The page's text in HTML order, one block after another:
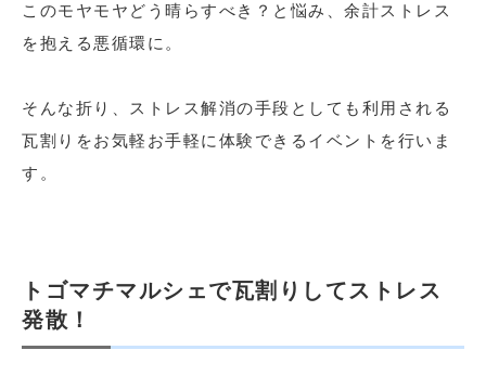
このモヤモヤどう晴らすべき？と悩み、余計ストレス
を抱える悪循環に。
そんな折り、ストレス解消の手段としても利用される
瓦割りをお気軽お手軽に体験できるイベントを行いま
す。
トゴマチマルシェで瓦割りしてストレス
発散！